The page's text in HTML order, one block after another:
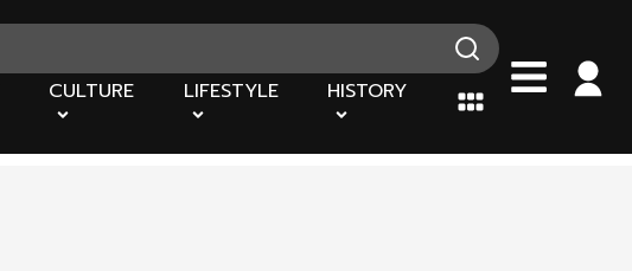
CULTURE LIFESTYLE HISTORY